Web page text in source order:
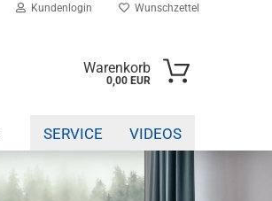
Kundenlogin Wunschzettel
Warenkorb
0,00 EUR
SERVICE VIDEOS